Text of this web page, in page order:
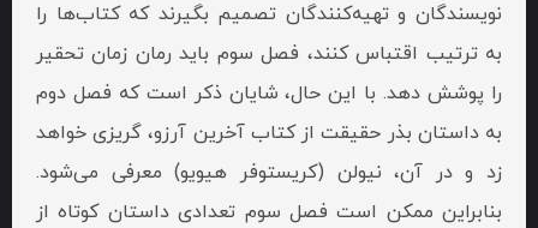
نویسندگان و تهیه‌کنندگان تصمیم بگیرند که کتاب‌ها را
به ترتیب اقتباس کنند، فصل سوم باید رمان زمان تحقیر
را پوشش دهد. با این حال، شایان ذکر است که فصل دوم
به داستان بذر حقیقت از کتاب آخرین آرزو، گریزی خواهد
زد و در آن، نیولن (کریستوفر هیویو) معرفی می‌شود.
بنابراین ممکن است فصل سوم تعدادی داستان کوتاه از